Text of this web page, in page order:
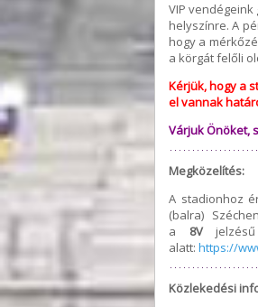
VIP
helyszínre. A
hogy a
a körgát felőli
Kérjük, hogy a
el vannak
Várjuk Önöket,
Megközelítés:
A stadionhoz
(balra)
a 8Vjelzésű
alatt: https://
Közlekedési